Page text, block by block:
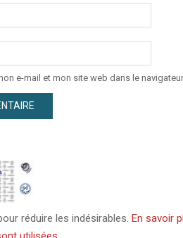
e-mail et mon site web dans le
réduire les indésirables. En savoir